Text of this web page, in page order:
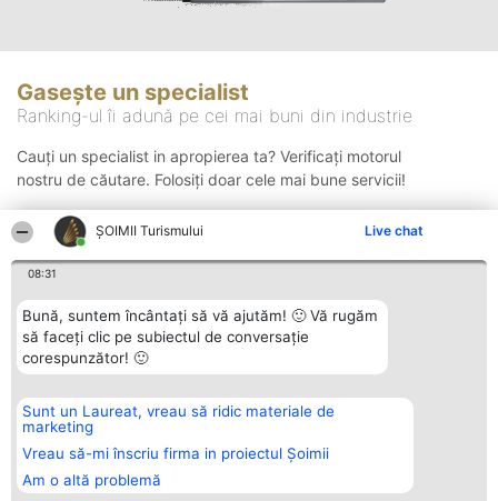
ȘOIMII Turismului Live chat
08:31
Bună, suntem încântați să vă ajutăm! 🙂 Vă rugăm
să faceți clic pe subiectul de conversație
corespunzător! 🙂
Sunt un Laureat, vreau să ridic materiale de
marketing
Vreau să-mi înscriu firma in proiectul Șoimii
Am o altă problemă
Gasește un specialist
Ranking-ul îi adună pe cei mai buni din industrie
Cauți un specialist in apropierea ta? Verificați motorul
nostru de căutare. Folosiți doar cele mai bune servicii!
Organizator Ranking
BRIGHT SOLUTIONS BR SRL
Aleea Timisul De Sus 2 Bl. A30
Sc. A Et. 4 Ap. 13 Cod 061952
București
CUI 36737675
Plebiscyt
Lista Tuturor
Laureaților
Statut
Contact